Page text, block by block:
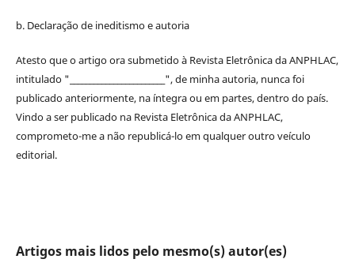
b. Declaração de ineditismo e autoria
Atesto que o artigo ora submetido à Revista Eletrônica da ANPHLAC,
intitulado "________________________", de minha autoria, nunca foi
publicado anteriormente, na íntegra ou em partes, dentrodo país.
Vindo a ser publicado na Revista Eletrônica da ANPHLAC,
comprometo-me a não republicá-lo em qualquer outro veículo
editorial.
Artigos mais lidos pelo mesmo(s) autor(es)